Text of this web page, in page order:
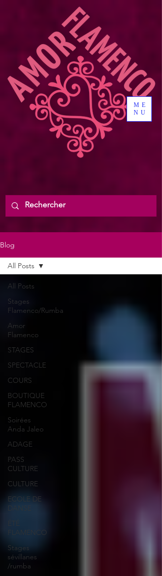
ME
NU
Blog
All Posts
Stages
Flamenco/Rumba
Amor
Flamenco
STAGES
SPECTACLE
COURS
BOUTIQUE
FLAMENCO
Soirées
Anda Jaleo
ADAGE
PASS
CULTURE
CULTURE
ECOLE DE
DANSE
ÉTÉ
FLAMENCO
Stages
sévillanes
/rumba
All Posts